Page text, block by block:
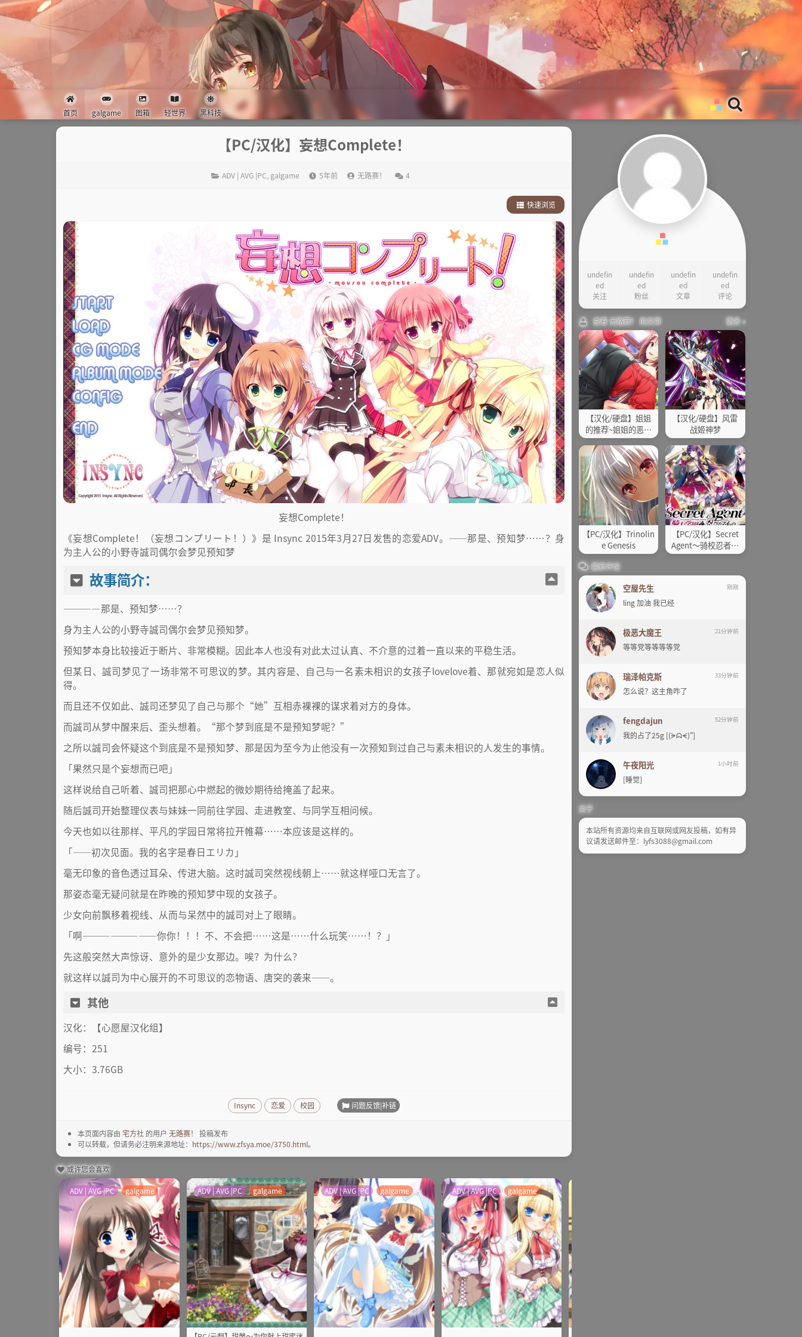
首页 galgame 图箱 轻世界 黑科技
【PC/汉化】妄想Complete！
ADV | AVG |PC, galgame 5年前 无路赛！ 4
快速浏览
故事简介：
2
妄想Complete！
《妄想Complete！（妄想コンプリート！）》是 Insync 2015年3月27日发售的恋爱ADV。——那是、预知梦……？身
为主人公的小野寺誠司偶尔会梦见预知梦
故事简介：
————那是、预知梦……？
身为主人公的小野寺誠司偶尔会梦见预知梦。
预知梦本身比较接近于断片、非常模糊。因此本人也没有对此太过认真、不介意的过着一直以来的平稳生活。
但某日、誠司梦见了一场非常不可思议的梦。其内容是、自己与一名素未相识的女孩子lovelove着、那就宛如是恋人似
得。
而且还不仅如此、誠司还梦见了自己与那个“她”互相赤裸裸的谋求着对方的身体。
而誠司从梦中醒来后、歪头想着。“那个梦到底是不是预知梦呢？”
之所以誠司会怀疑这个到底是不是预知梦、那是因为至今为止他没有一次预知到过自己与素未相识的人发生的事情。
「果然只是个妄想而已吧」
这样说给自己听着、誠司把那心中燃起的微妙期待给掩盖了起来。
随后誠司开始整理仪表与妹妹一同前往学园、走进教室、与同学互相问候。
今天也如以往那样、平凡的学园日常将拉开帷幕……本应该是这样的。
「——初次见面。我的名字是春日エリカ」
毫无印象的音色透过耳朵、传进大脑。这时誠司突然视线朝上……就这样哑口无言了。
那姿态毫无疑问就是在昨晚的预知梦中现的女孩子。
少女向前飘移着视线、从而与呆然中的誠司对上了眼睛。
「啊————————你你！！！不、不会把……这是……什么玩笑……！？」
先这般突然大声惊讶、意外的是少女那边。唉？为什么？
就这样以誠司为中心展开的不可思议的恋物语、唐突的袭来——。
其他
汉化：【心愿屋汉化组】
编号：251
大小：3.76GB
Insync 恋爱 校园 问题反馈|补链
本页面内容由 宅方社 的用户 无路赛！
投稿发布
可以转载，但请务必注明来源地址： https://www.zfsya.moe/3750.html。
或许您会喜欢
ADV | AVG |PC galgame ADV | AVG |PC galgame ADV | AVG |PC galgame ADV | AVG |PC galgame
undefin
ed
关注
undefin
ed
粉丝
undefin
ed
文章
undefin
ed
评论
查看 无路赛！ 的文章 更多 »
【汉化/硬盘】姐姐
的推荐~姐姐的恶作
剧x生活
【汉化/硬盘】风雷
战姬神梦
【PC/汉化】Trinolin
e Genesis
【PC/汉化】Secret
Agent〜骑校忍者物
语
最新评论
空屋先生 刚刚
ling 加油 我已经
极恶大魔王 21分钟前
等等党等等等等党
瑞泽帕克斯 33分钟前
怎么说？这主角咋了
fengdajun 52分钟前
我的占了25g [(ᗒᗣᗕ)՞]
午夜阳光 1小时前
[睡觉]
关于
本站所有资源均来自互联网或网友投稿，如有异
议请发送邮件至：lyfs3088@gmail.com